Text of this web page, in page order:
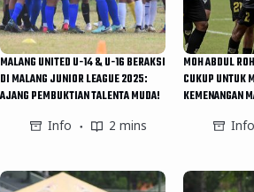
MALANG UNITED U-14 & U-16 BERAKSI
DI MALANG JUNIOR LEAGUE 2025:
AJANG PEMBUKTIAN TALENTA MUDA!
Info
2 mins
MOH ABDUL
CUKUP UNTUK
KEMENANGAN
Info